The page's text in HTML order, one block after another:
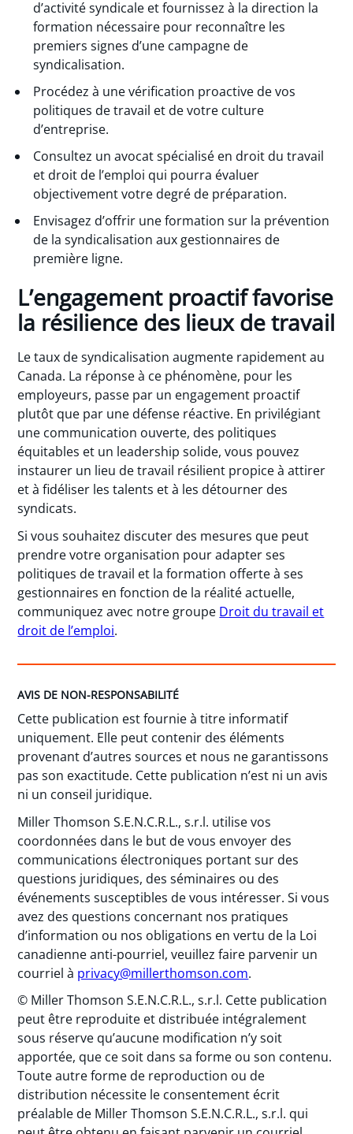
d’activité syndicale et fournissez à la direction la
formation nécessaire pour reconnaître les
premiers signes d’une campagne de
syndicalisation.
Procédez à une vérification proactive de vos
politiques de travail et de votre culture
d’entreprise.
Consultez un avocat spécialisé en droit du travail
et droit de l’emploi qui pourra évaluer
objectivement votre degré de préparation.
Envisagez d’offrir une formation sur la prévention
de la syndicalisation aux gestionnaires de
première ligne.
L’engagement proactif favorise
la résilience des lieux de travail
Le taux de syndicalisation augmente rapidement au
Canada. La réponse à ce phénomène, pour les
employeurs, passe par un engagement proactif
plutôt que par une défense réactive. En privilégiant
une communication ouverte, des politiques
équitables et un leadership solide, vous pouvez
instaurer un lieu de travail résilient propice à attirer
et à fidéliser les talents et à les détourner des
syndicats.
Si vous souhaitez discuter des mesures que peut
prendre votre organisation pour adapter ses
politiques de travail et la formation offerte à ses
gestionnaires en fonction de la réalité actuelle,
communiquez avec notre groupe Droit du travail et
droit de l’emploi.
AVIS DE NON-RESPONSABILITÉ
Cette publication est fournie à titre informatif
uniquement. Elle peut contenir des éléments
provenant d’autres sources et nous ne garantissons
pas son exactitude. Cette publication n’est ni un avis
ni un conseil juridique.
Miller Thomson S.E.N.C.R.L., s.r.l. utilise vos
coordonnées dans le but de vous envoyer des
communications électroniques portant sur des
questions juridiques, des séminaires ou des
événements susceptibles de vous intéresser. Si vous
avez des questions concernant nos pratiques
d’information ou nos obligations en vertu de la Loi
canadienne anti-pourriel, veuillez faire parvenir un
courriel à privacy@millerthomson.com.
© Miller Thomson S.E.N.C.R.L., s.r.l. Cette publication
peut être reproduite et distribuée intégralement
sous réserve qu’aucune modification n’y soit
apportée, que ce soit dans sa forme ou son contenu.
Toute autre forme de reproduction ou de
distribution nécessite le consentement écrit
préalable de Miller Thomson S.E.N.C.R.L., s.r.l. qui